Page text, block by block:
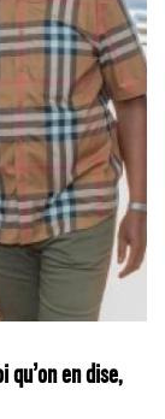
en dise,